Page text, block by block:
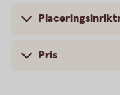
Pris